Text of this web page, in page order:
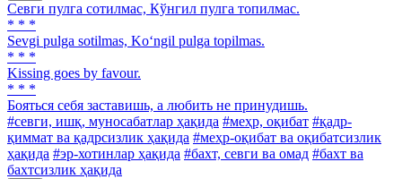
Севги пулга сотилмас, Кўнгил пулга топилмас.
* * *
Sevgi pulga sotilmas, Ko‘ngil pulga topilmas.
* * *
Kissing goes by favour.
* * *
Бояться себя заставишь, а любить не принудишь.
#севги, ишқ, муносабатлар ҳақида #меҳр, оқибат #қадр-
қиммат ва қадрсизлик ҳақида #меҳр-оқибат ва оқибатсизлик
ҳақида #эр-хотинлар ҳақида #бахт, севги ва омад #бахт ва
бахтсизлик ҳақида